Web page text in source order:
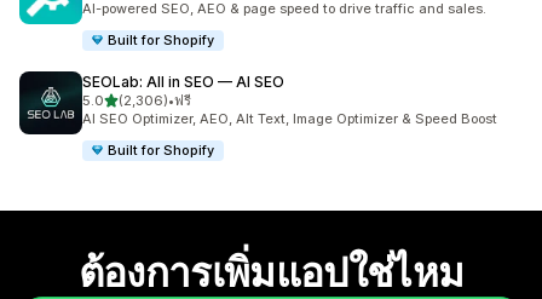
AI-powered SEO, AEO & page speed to drive traffic and sales.
Built for Shopify
SEOLab: All in SEO — AI SEO
5.0เต็ม 5 ดาว
(2,306)
ทั้งหมด 2306 รีวิว
•ฟรี
AI SEO Optimizer, AEO, Alt Text, Image Optimizer & Speed Boost
Built for Shopify
ต้องการเพิ่มแอปใช่ไหม